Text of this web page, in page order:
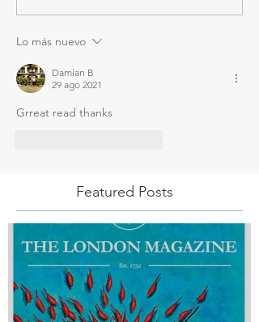
Lo más nuevo
Damian B
29 ago 2021
Grreat read thanks
Featured Posts